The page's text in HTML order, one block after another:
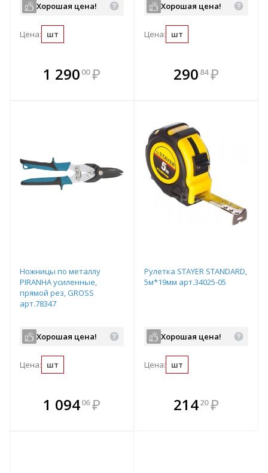
Хорошая цена!
Цена: шт
1 290 00 ₽
В комплекте
всегда выгоднее!
Хорошая цена!
Цена: шт
В комплекте
всегда выгоднее!
290 84 ₽
Ножницы по металлу
PIRANHA усиленные,
прямой рез, GROSS
арт.78347
Хорошая цена!
Цена: шт
1 09406 ₽
В комплекте
всегда выгоднее!
Рулетка STAYER STANDARD,
5м*19мм арт.34025-05
Хорошая цена!
Цена: шт
В комплекте
всегда выгоднее!
21420 ₽